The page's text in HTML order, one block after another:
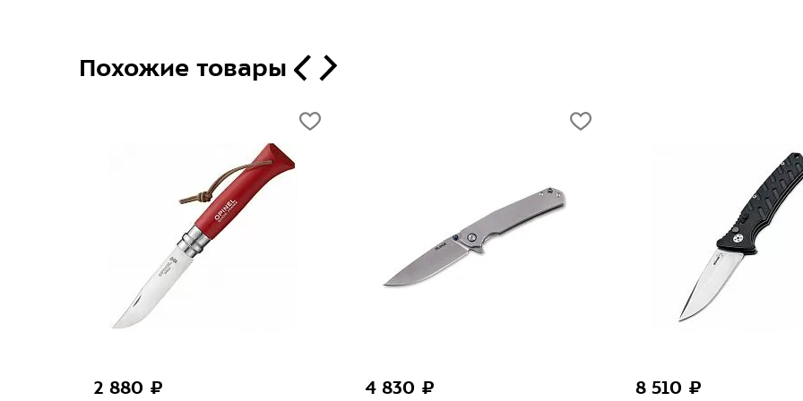
Похожие товары
4 830 ₽ 8 510 ₽ 6 500 ₽